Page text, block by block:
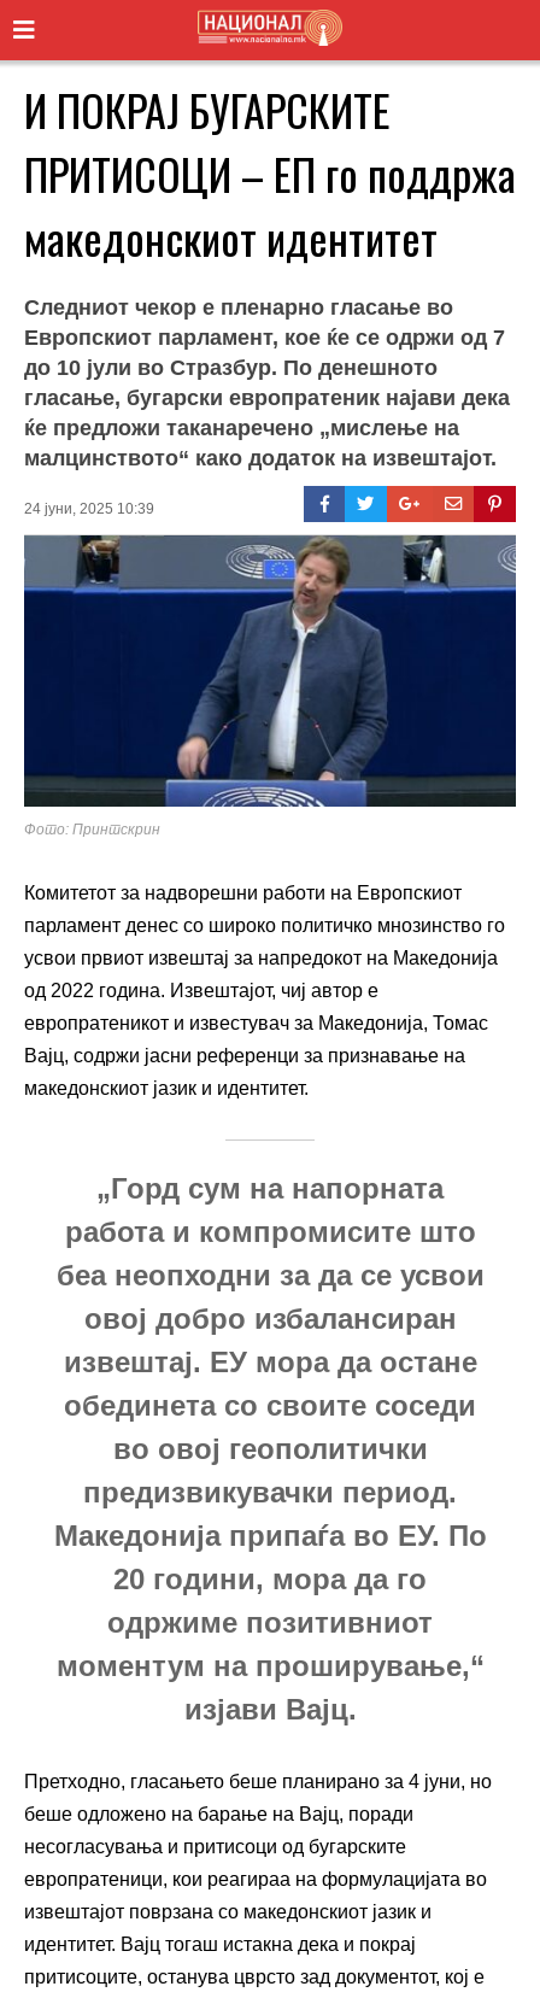
И ПОКРАЈ БУГАРСКИТЕ
ПРИТИСОЦИ – ЕП го поддржа
македонскиот идентитет
Следниот чекор е пленарно гласање во
Европскиот парламент, кое ќе се одржи од 7
до 10 јули во Стразбур. По денешното
гласање, бугарски европратеник најави дека
ќе предложи таканаречено „мислење на
малцинството“ како додаток на извештајот.
24 јуни, 2025 10:39
Фото: Принтскрин
Комитетот за надворешни работи на Европскиот
парламент денес со широко политичко мнозинство го
усвои првиот извештај за напредокот на Македонија
од 2022 година. Извештајот, чиј автор е
европратеникот и известувач за Македонија, Томас
Вајц, содржи јасни референци за признавање на
македонскиот јазик и идентитет.
„Горд сум на напорната
работа и компромисите што
беа неопходни за да се усвои
овој добро избалансиран
извештај. ЕУ мора да остане
обединета со своите соседи
во овој геополитички
предизвикувачки период.
Македонија припаѓа во ЕУ. По
20 години, мора да го
одржиме позитивниот
моментум на проширување,“
изјави Вајц.
Претходно, гласањето беше планирано за 4 јуни, но
беше одложено на барање на Вајц, поради
несогласувања и притисоци од бугарските
европратеници, кои реагираа на формулацијата во
извештајот поврзана со македонскиот јазик и
идентитет. Вајц тогаш истакна дека и покрај
притисоците, останува цврсто зад документот, кој е